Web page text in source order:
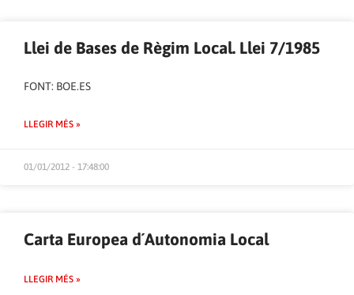
Llei de Bases de Règim Local. Llei 7/1985
FONT: BOE.ES
LLEGIR MÉS »
01/01/2012 - 17:48:00
Carta Europea d´Autonomia Local
LLEGIR MÉS »